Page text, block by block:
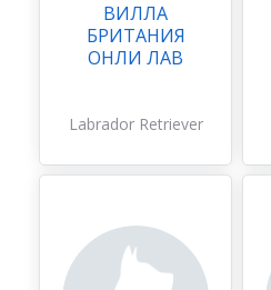
ВИЛЛА
БРИТАНИЯ
ОНЛИ ЛАВ
Labrador Retriever